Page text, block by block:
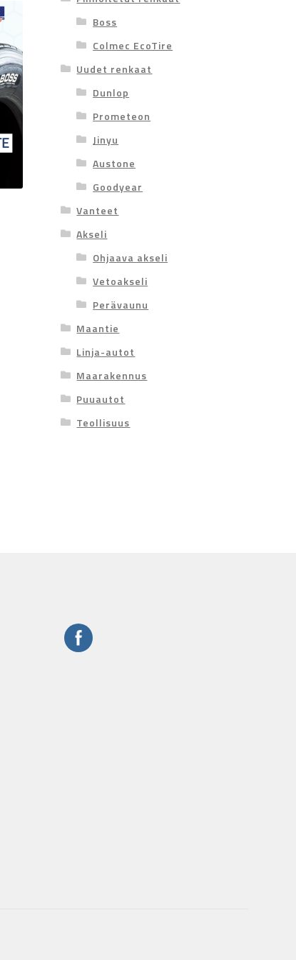
Boss
Colmec EcoTire
Uudet renkaat
Dunlop
Prometeon
Jinyu
Austone
Goodyear
Vanteet
Akseli
Ohjaava akseli
Vetoakseli
Perävaunu
Maantie
Linja-autot
Maarakennus
Puuautot
Teollisuus